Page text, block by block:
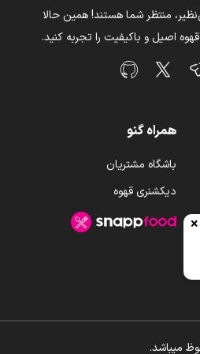
منتظر شما هستند! همین حالا
اصیل و باکیفیت را تجربه کنید.
همراه گنو
باشگاه مشتریان
دیکشنری قهوه
×
میباشد.